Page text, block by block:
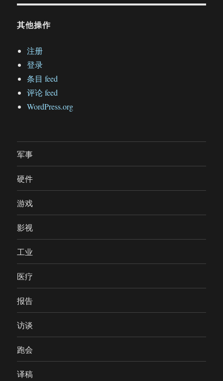
其他操作
注册
登录
条目 feed
评论 feed
WordPress.org
军事
硬件
游戏
影视
工业
医疗
报告
访谈
跑会
译稿